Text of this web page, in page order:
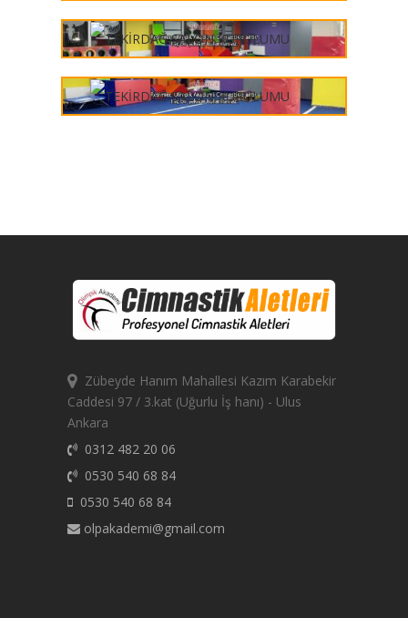
Zübeyde Hanım Mahallesi Kazım Karabekir
Caddesi 97 / 3.kat (Uğurlu İş hanı) - Ulus
Ankara
0312 482 20 06
0530 540 68 84
0530 540 68 84
olpakademi@gmail.com